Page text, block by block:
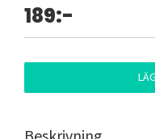
189:-